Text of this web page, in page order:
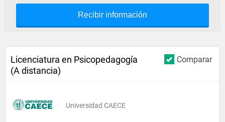
Recibir información
Comparar
Licenciatura en Psicopedagogía
(A distancia)
Universidad CAECE